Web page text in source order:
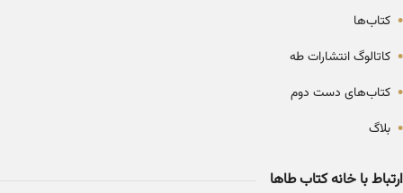
• کتاب‌ها
• کاتالوگ انتشارات طه
• کتاب‌های دست دوم
• بلاگ
ارتباط با خانه کتاب طاها